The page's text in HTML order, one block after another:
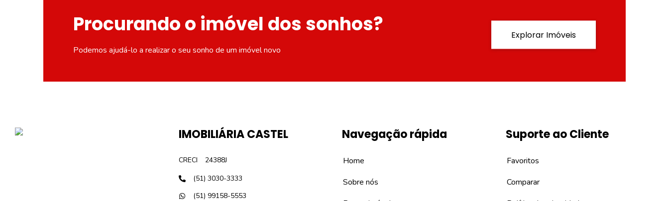
Procurando o imóvel dos sonhos?
Podemos ajudá-lo a realizar o seu sonho de um imóvel novo
Explorar Imóveis
IMOBILIÁRIA CASTEL
CRECI
24388J
(51) 3030-3333
(51) 99158-5553
Navegação rápida
Home
Sobre nós
Suporte ao Cliente
Favoritos
Comparar